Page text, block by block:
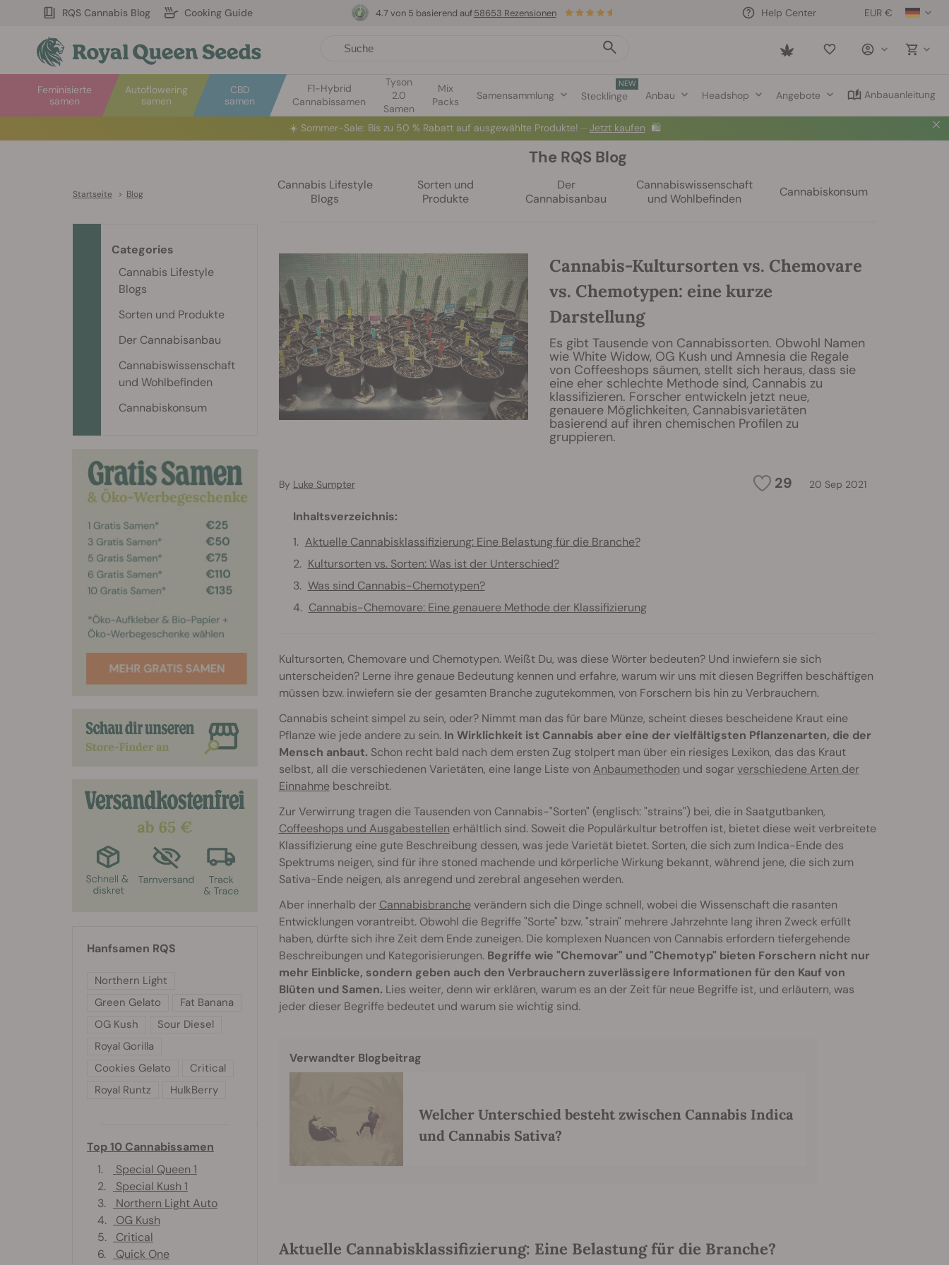
RQS Cannabis Blog Cooking Guide EUR €
Help Center
Saved
Autoflowering
samen
Feminisierte
samen
CBD
samen
F1-Hybrid
Cannabissamen
Tyson
2.0
Samen
Mix
Packs
Samensammlung
NEW
Stecklinge Anbau Headshop Angebote Anbauanleitung
4.7 von 5 basierend auf 58653 Rezensionen
☀️Sommer-Sale: Bis zu 50 % Rabatt auf ausgewählte Produkte! ⏤ Jetzt kaufen 🛍️
Startseite > Blog
The RQS Blog
Cannabis Lifestyle
Blogs
Sorten und
Produkte
Der
Cannabisanbau
Cannabiswissenschaft
und Wohlbefinden
Cannabiskonsum
Cannabis-Kultursorten vs. Chemovare
vs. Chemotypen: eine kurze
Darstellung
Es gibt Tausende von Cannabissorten. Obwohl Namen
wie White Widow, OG Kush und Amnesia die Regale
von Coffeeshops säumen, stellt sich heraus, dass sie
eine eher schlechte Methode sind, Cannabis zu
klassifizieren. Forscher entwickeln jetzt neue,
genauere Möglichkeiten, Cannabisvarietäten
basierend auf ihren chemischen Profilen zu
gruppieren.
29 20 Sep 2021
By Luke Sumpter
Inhaltsverzeichnis:
Aktuelle Cannabisklassifizierung: Eine Belastung für die Branche?
Kultursorten vs. Sorten: Was ist der Unterschied?
Was sind Cannabis-Chemotypen?
Cannabis-Chemovare: Eine genauere Methode der Klassifizierung
Kultursorten, Chemovare und Chemotypen. Weißt Du, was diese Wörter bedeuten? Und inwiefern sie sich
unterscheiden? Lerne ihre genaue Bedeutung kennen und erfahre, warum wir uns mit diesen Begriffen beschäftigen
müssen bzw. inwiefern sie der gesamten Branche zugutekommen, von Forschern bis hin zu Verbrauchern.
Cannabis scheint simpel zu sein, oder? Nimmt man das für bare Münze, scheint dieses bescheidene Kraut eine
Pflanze wie jede andere zu sein.In Wirklichkeit ist Cannabis aber eine der vielfältigsten Pflanzenarten, die der
Mensch anbaut. Schon recht bald nach dem ersten Zug stolpert man über ein riesiges Lexikon, das das Kraut
selbst, all die verschiedenen Varietäten, eine lange Liste von Anbaumethoden und sogarverschiedene Arten der
Einnahmebeschreibt.
Zur Verwirrung tragen die Tausenden von Cannabis-"Sorten" (englisch: "strains") bei, die in Saatgutbanken,
Coffeeshops und Ausgabestellen erhältlich sind. Soweit die Populärkultur betroffen ist, bietet diese weit verbreitete
Klassifizierung eine gute Beschreibung dessen, was jede Varietät bietet. Sorten, die sich zum Indica-Ende des
Spektrums neigen, sind für ihre stoned machende und körperliche Wirkung bekannt, während jene, die sich zum
Sativa-Ende neigen, als anregend und zerebral angesehen werden.
Aber innerhalb der Cannabisbrancheverändern sich die Dinge schnell, wobei die Wissenschaft die rasanten
Entwicklungen vorantreibt. Obwohl die Begriffe "Sorte" bzw. "strain" mehrere Jahrzehnte lang ihren Zweck erfüllt
haben, dürfte sich ihre Zeit dem Ende zuneigen. Die komplexen Nuancen von Cannabis erfordern tiefergehende
Beschreibungen und Kategorisierungen. Begriffe wie "Chemovar" und "Chemotyp" bieten Forschern nicht nur
mehr Einblicke, sondern geben auch den Verbrauchern zuverlässigere Informationen für den Kauf von
Blüten und Samen. Lies weiter, denn wir erklären, warum es an der Zeit für neue Begriffe ist, und erläutern, was
jeder dieser Begriffe bedeutet und warum sie wichtig sind.
Verwandter Blogbeitrag
Welcher Unterschied besteht zwischen Cannabis Indica
und Cannabis Sativa?
Aktuelle Cannabisklassifizierung: Eine Belastung für die Branche?
Categories
Cannabis Lifestyle
Blogs
Sorten und Produkte
Der Cannabisanbau
Cannabiswissenschaft
und Wohlbefinden
Cannabiskonsum
Hanfsamen RQS
Northern Light
Green Gelato
Fat Banana
OG Kush
Sour Diesel
Royal Gorilla
Cookies Gelato
Critical
Royal Runtz
HulkBerry
Top 10 Cannabissamen
1.
Special Queen 1
2.
Special Kush 1
3.
Northern Light Auto
4.
OG Kush
5.
Critical
6.
Quick One